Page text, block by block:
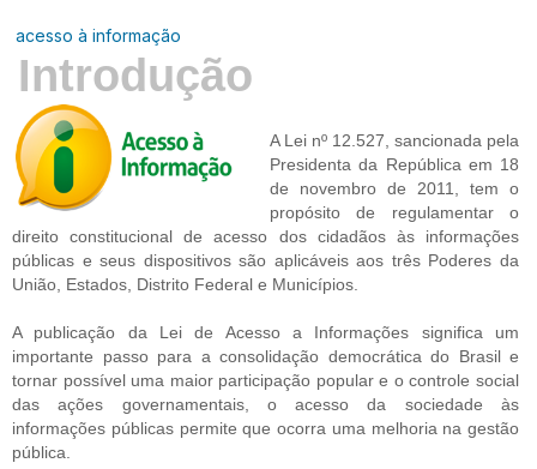
acesso à informação
Introdução
A Lei nº 12.527, sancionada pela
Presidenta da República em 18
de novembro de 2011, tem o
propósito de regulamentar o
direito constitucional de acesso dos cidadãos às informações
públicas e seus dispositivos são aplicáveis aos três Poderes da
União, Estados, Distrito Federal e Municípios.
A publicação da Lei de Acesso a Informações significa um
importante passo para a consolidação democrática do Brasil e
tornar possível uma maior participação popular e o controle social
das ações governamentais, o acesso da sociedade às
informações públicas permite que ocorra uma melhoria na gestão
pública.